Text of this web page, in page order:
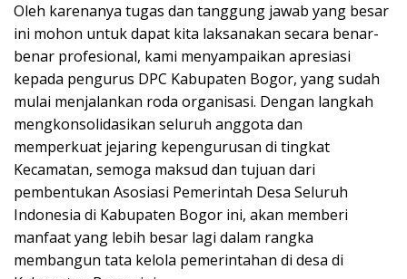
Oleh karenanya tugas dan tanggung jawab yang besar
ini mohon untuk dapat kita laksanakan secara benar-
benar profesional, kami menyampaikan apresiasi
kepada pengurus DPC Kabupaten Bogor, yang sudah
mulai menjalankan roda organisasi. Dengan langkah
mengkonsolidasikan seluruh anggota dan
memperkuat jejaring kepengurusan di tingkat
Kecamatan, semoga maksud dan tujuan dari
pembentukan Asosiasi Pemerintah Desa Seluruh
Indonesia di Kabupaten Bogor ini, akan memberi
manfaat yang lebih besar lagi dalam rangka
membangun tata kelola pemerintahan di desa di